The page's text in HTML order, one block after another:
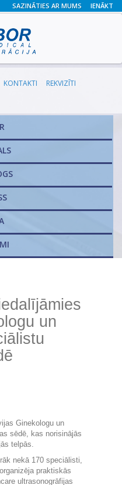
IENĀKT
SAZINĀTIES AR MUMS
KONTAKTI
REKVIZĪTI
un
Ginekologu un
sēdē, kas norisinājās
telpās.
nekā 170 speciālisti,
praktiskās
ultrasonogrāfijas